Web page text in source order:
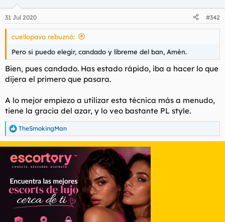
31 Jul 2020 #342
cuellopavo rebuznó:
Pero si puedo elegir, candado y líbreme del ban, Amén.
Bien, pues candado. Has estado rápido, iba a hacer lo que
dijera el primero que pasara.
A lo mejor empiezo a utilizar esta técnica más a menudo,
tiene la gracia del azar, y lo veo bastante PL style.
R
e
a
c
c
o
n
e
TheSmokingMan